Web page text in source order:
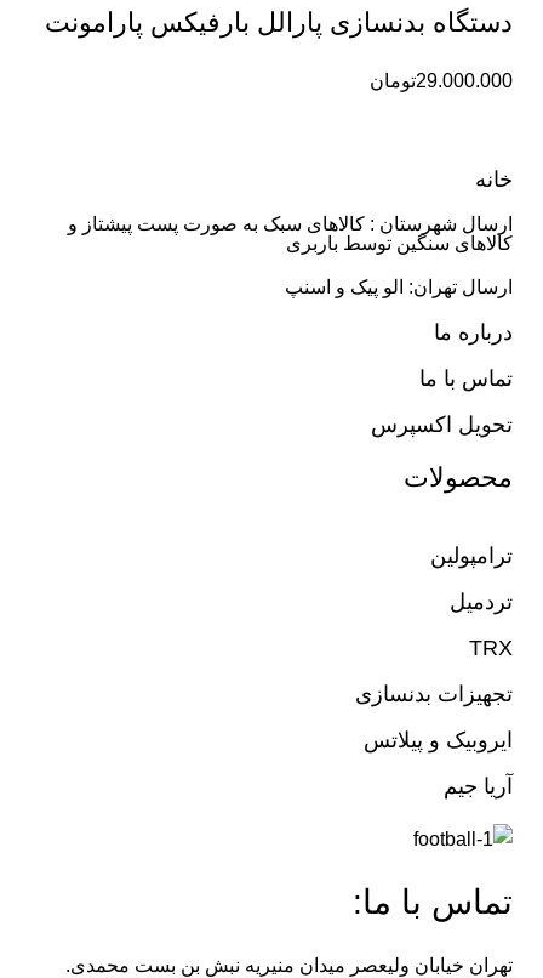
دستگاه بدنسازی پارالل بارفیکس پارامونت
تومان29.000.000
خانه
ارسال شهرستان : کالاهای سبک به صورت پست پیشتاز و
کالاهای سنگین توسط باربری
ارسال تهران: الو پیک و اسنپ
درباره ما
تماس با ما
تحویل اکسپرس
محصولات
ترامپولین
تردمیل
TRX
تجهیزات بدنسازی
ایروبیک و پیلاتس
آریا جیم
تماس با ما:
تهران خیابان ولیعصر میدان منیریه نبش بن بست محمدی.